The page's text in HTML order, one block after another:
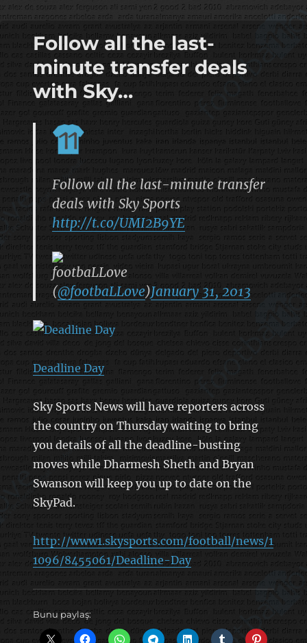
footbaLLove
Follow all the last-
minute transfer deals
with Sky…
Follow all the last-minute transfer
deals with Sky Sports
http://t.co/UMI2B9YE
footbaLLove
(@footbaLLove)January 31, 2013
Deadline Day
Sky Sports News will have reporters across
the country on Thursday waiting to bring
you details of all the deadline-busting
moves while Dharmesh Sheth and Bryan
Swanson will keep you up to date on the
SkyPad.
http://www1.skysports.com/football/news/1
1096/8455061/Deadline-Day
Bunu paylaş: